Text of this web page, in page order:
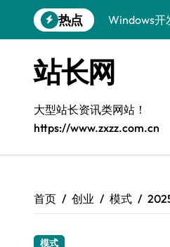
到
热点
5G赋能前
计算机视觉
弹性计算重
驭5G之速，
优化系统容
站长网
大型站长资讯类网站！
https://www.zxzz.com.cn
首页 创业 模式
模式